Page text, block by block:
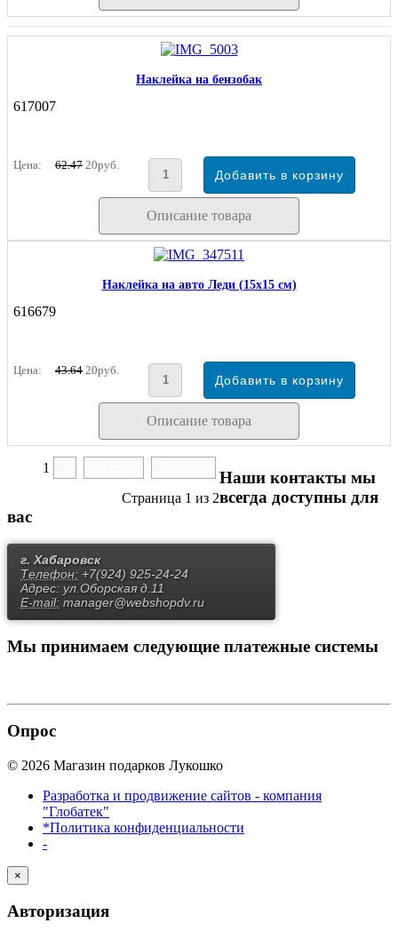
Наклейка на бензобак
617007
Цена: 62.47 20руб.
Описание товара
Наклейка на авто Леди (15х15 см)
616679
Цена: 43.64 20руб.
Описание товара
1
Страница 1 из 2
Наши контакты мы
всегда доступны для
вас
г. Хабаровск
Телефон: +7(924) 925-24-24
Адрес: ул.Оборская д.11
E-mail: manager@webshopdv.ru
Мы принимаем следующие платежные системы
Опрос
© 2026 Магазин подарков Лукошко
Разработка и продвижение сайтов - компания
"Глобатек"
*Политика конфиденциальности
-
×
Авторизация